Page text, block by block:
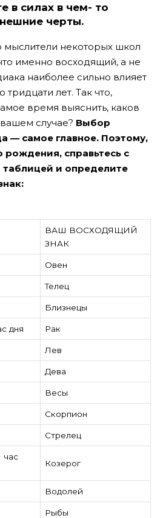
в силах в чем- то
черты.
мыслители некоторых школ
именно восходящий, а не
наиболее сильно влияет
тридцати лет. Так что,
время выяснить, каков
случае? Выбор
— самое главное. Поэтому,
рождения, справьтесь с
и определите
ВАШ ВОСХОДЯЩИЙ
ЗНАК
Овен
Телец
Близнецы
дня Рак
Лев
Дева
Весы
Скорпион
Стрелец
час
Козерог
Водолей
Рыбы